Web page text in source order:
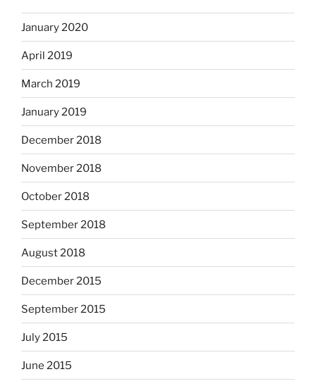
January 2020
April 2019
March 2019
January 2019
December 2018
November 2018
October 2018
September 2018
August 2018
December 2015
September 2015
July 2015
June 2015